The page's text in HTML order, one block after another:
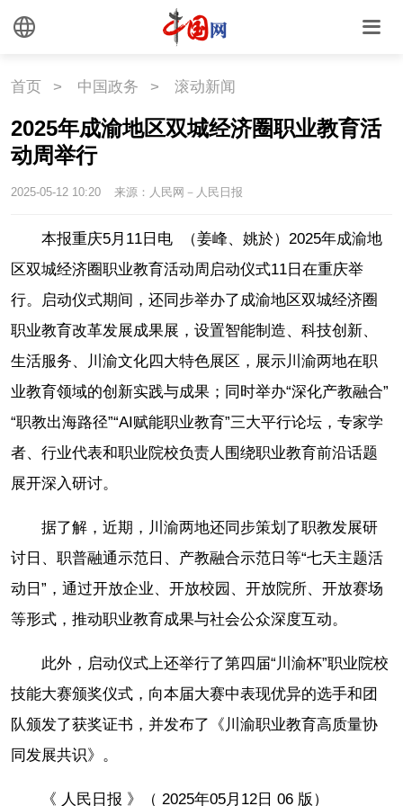
国情
国情 助残
海洋 草原 湾区
联盟
首页 > 中国政务 > 滚动新闻
2025年成渝地区双城经济圈职业教育活
动周举行
2025-05-12 10:20 来源：人民网－人民日报
本报重庆5月11日电 （姜峰、姚於）2025年成渝地
区双城经济圈职业教育活动周启动仪式11日在重庆举
行。启动仪式期间，还同步举办了成渝地区双城经济圈
职业教育改革发展成果展，设置智能制造、科技创新、
生活服务、川渝文化四大特色展区，展示川渝两地在职
业教育领域的创新实践与成果；同时举办“深化产教融合”
“职教出海路径”“AI赋能职业教育”三大平行论坛，专家学
者、行业代表和职业院校负责人围绕职业教育前沿话题
展开深入研讨。
据了解，近期，川渝两地还同步策划了职教发展研
讨日、职普融通示范日、产教融合示范日等“七天主题活
动日”，通过开放企业、开放校园、开放院所、开放赛场
等形式，推动职业教育成果与社会公众深度互动。
此外，启动仪式上还举行了第四届“川渝杯”职业院校
技能大赛颁奖仪式，向本届大赛中表现优异的选手和团
队颁发了获奖证书，并发布了《川渝职业教育高质量协
同发展共识》。
《 人民日报 》（ 2025年05月12日 06 版）